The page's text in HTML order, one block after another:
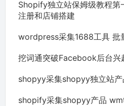
Shopify独立站保姆级教程
注册和店铺搭建
wordpress采集1688工具 批
挖词通突破Facebook后台兴
shopyy采集shopyy独立站产
shopify采集shopyy产品